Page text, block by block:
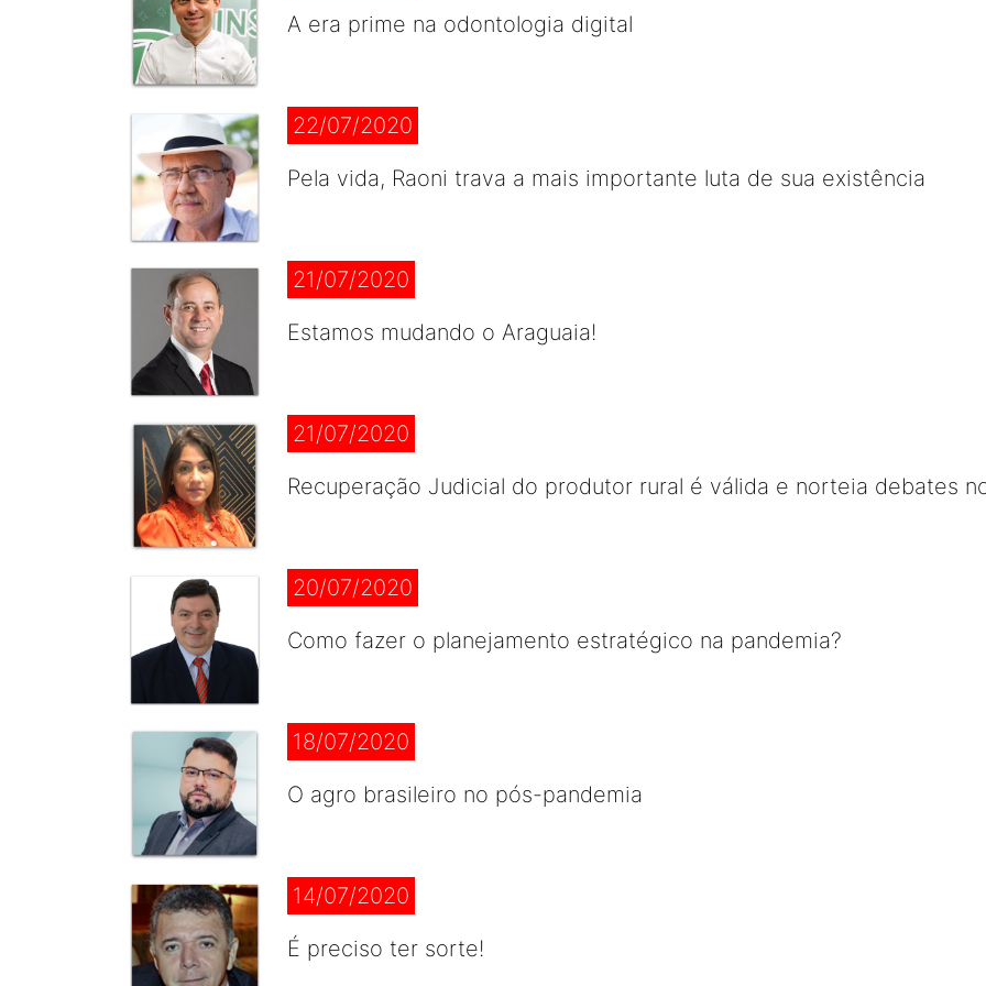
A era prime na odontologia digital
22/07/2020
Pela vida, Raoni trava a mais importante luta de sua existência
21/07/2020
Estamos mudando o Araguaia!
21/07/2020
Recuperação Judicial do produtor rural é válida e norteia debates
20/07/2020
Como fazer o planejamento estratégico na pandemia?
18/07/2020
O agro brasileiro no pós-pandemia
14/07/2020
É preciso ter sorte!